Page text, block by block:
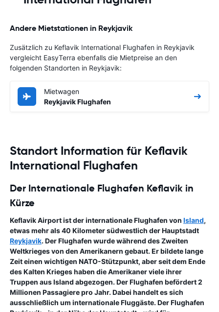
Andere Mietstationen in Reykjavik
Zusätzlich zu Keflavik International Flughafen in Reykjavik
vergleicht EasyTerra ebenfalls die Mietpreise an den
folgenden Standorten in Reykjavik:
Mietwagen
Reykjavik Flughafen
Standort Information für Keflavik
International Flughafen
Der Internationale Flughafen Keflavik in
Kürze
Keflavik Airport ist der internationale Flughafen von Island,
etwas mehr als 40 Kilometer südwestlich der Hauptstadt
Reykjavik. Der Flughafen wurde während des Zweiten
Weltkrieges von den Amerikanern gebaut. Er bildete lange
Zeit einen wichtigen NATO-Stützpunkt, aber seit dem Ende
des Kalten Krieges haben die Amerikaner viele ihrer
Truppen aus Island abgezogen. Der Flughafen befördert 2
Millionen Passagiere pro Jahr. Dabei handelt es sich
ausschließlich um internationale Fluggäste. DerFlughafen